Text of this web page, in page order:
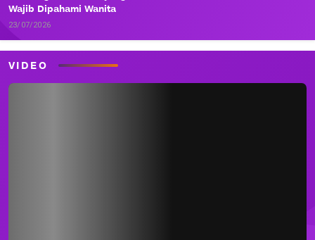
Wajib Dipahami Wanita
23/07/2026
VIDEO